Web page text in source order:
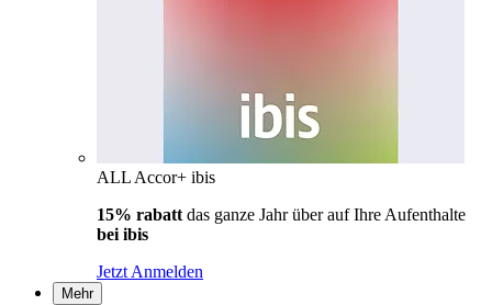
ALL Accor+ ibis
15% rabatt das ganze Jahr über auf Ihre Aufenthalte
bei ibis
Jetzt Anmelden
Mehr